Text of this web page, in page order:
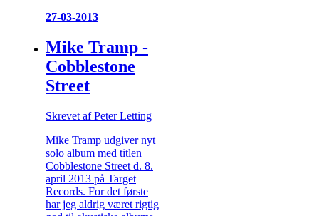
27-03-2013
Mike Tramp -
Cobblestone
Street
Skrevet af Peter Letting
Mike Tramp udgiver nyt
solo album med titlen
Cobblestone Street d. 8.
april 2013 på Target
Records. For det første
har jeg aldrig været rigtig